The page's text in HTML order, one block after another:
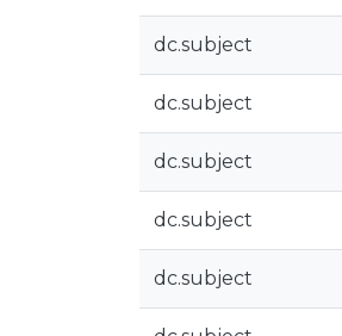
dc.subject
dc.subject
dc.subject
dc.subject
dc.subject